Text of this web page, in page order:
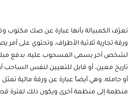
تعرّف الكمبيالة بأنها عبارة عن صك مكتوب
ورقة تجارية ثلاثية الأطراف، وتحتوي
لشخص آخر يسمى المسحوب عليه، بدفع مبلغ
تاريخ معين، أو قابل للتعيين لنفس
أو حامله، وهي أيضاً عبارة عن ورقة مالية
منظمة إلى منظمة أخرى ويكون ذلك لفترة